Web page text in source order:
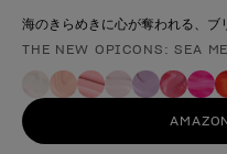
海のきらめきに心が奪われる、ブ
製品形態
THE NEW OPICONS: SEA